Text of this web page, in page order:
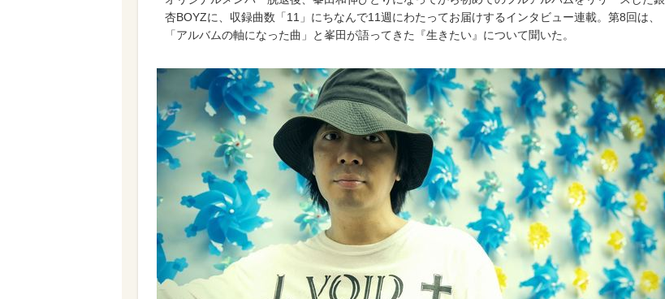
杏BOYZに、収録曲数「11」にちなんで11週にわたってお届けするインタビュー連載。第8回は、
「アルバムの軸になった曲」と峯田が語ってきた『生きたい』について聞いた。